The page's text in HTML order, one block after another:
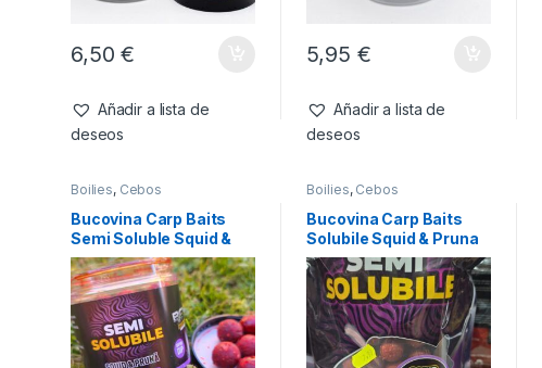
6,50€
Añadir a lista de
deseos
5,95 €
Añadir a lista de
deseos
Boilies, Cebos
Bucovina Carp Baits
Semi Soluble Squid &
Pruna 18 mm 150 g
Boilies, Cebos
Bucovina Carp Baits
Solubile Squid & Pruna
18 mm 800 g